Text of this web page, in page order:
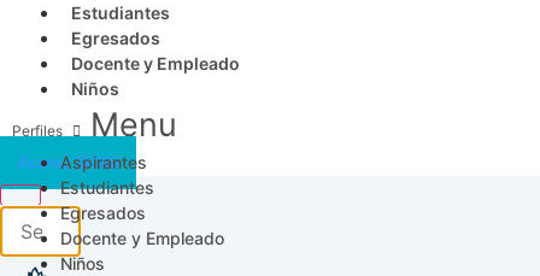
Estudiantes
Egresados
Docente y Empleado
Niños
Menu
Aspirantes
Estudiantes
Egresados
Docente y Empleado
Niños
Acceso SICAU